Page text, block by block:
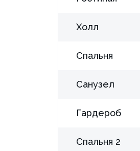
Холл
Спальня
Санузел
Гардероб
Спальня 2